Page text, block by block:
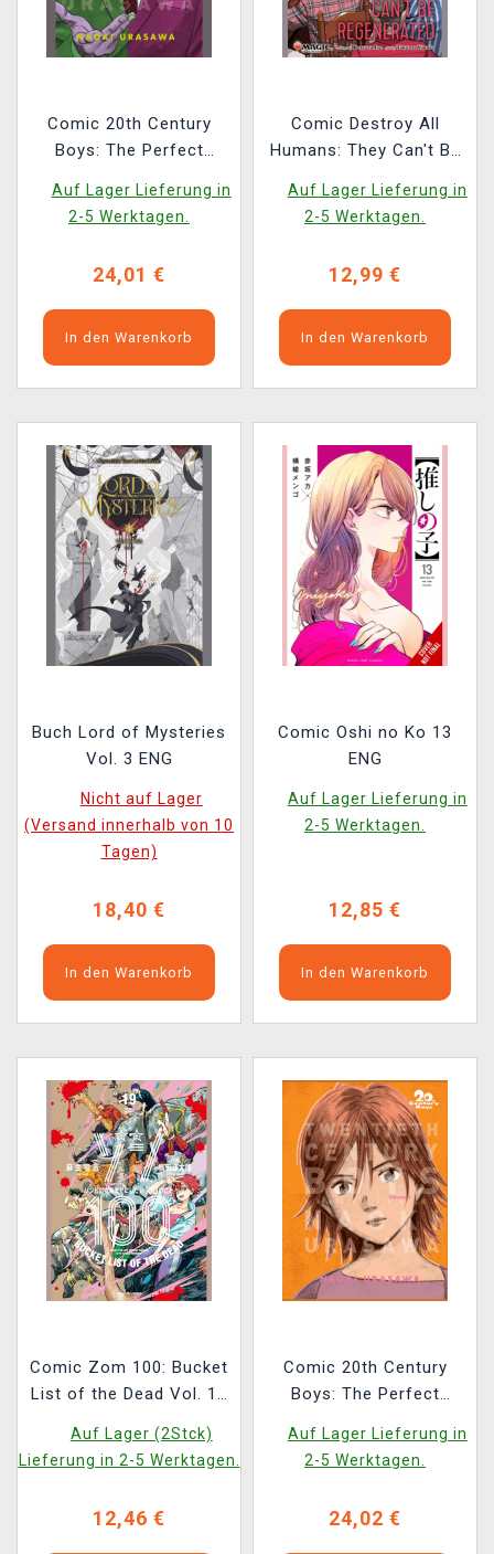
Comic 20th Century
Boys: The Perfect
Auf Lager Lieferung in
2-5 Werktagen.
24,01 €
In den Warenkorb
Comic Destroy All
Humans: They Can't Be
The Gathering Vol. 7
ENG
Auf Lager Lieferung in
2-5 Werktagen.
12,99 €
In den Warenkorb
Buch Lord of Mysteries
Vol. 3 ENG
Nicht auf Lager
(Versand innerhalb von 10
Tagen)
18,40 €
In den Warenkorb
Comic Oshi no Ko 13
ENG
Auf Lager Lieferung in
2-5 Werktagen.
12,85 €
In den Warenkorb
Comic Zom 100: Bucket
List of the Dead Vol. 19
Auf Lager (2Stck)
Lieferung in 2-5 Werktagen.
12,46 €
Comic 20th Century
Boys: The Perfect
Auf Lager Lieferung in
2-5 Werktagen.
24,02 €